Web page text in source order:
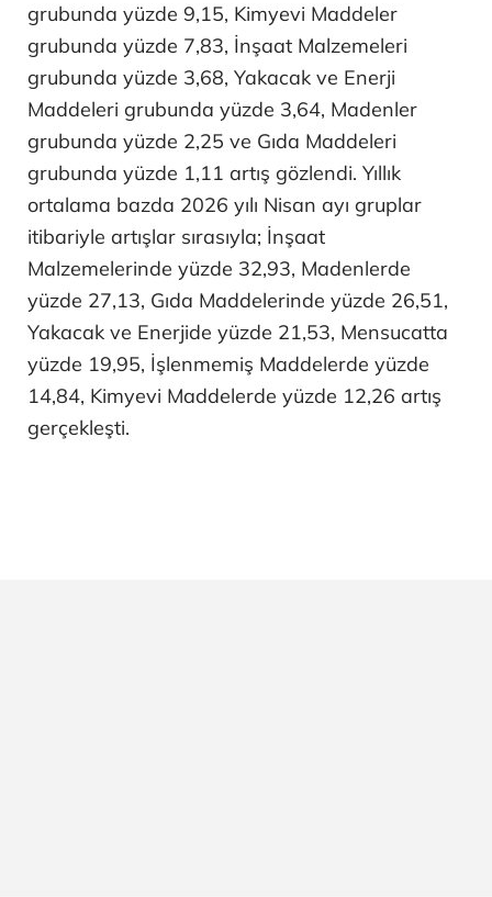
grubunda yüzde 9,15, Kimyevi Maddeler
grubunda yüzde 7,83, İnşaat Malzemeleri
grubunda yüzde 3,68, Yakacak ve Enerji
Maddeleri grubunda yüzde 3,64, Madenler
grubunda yüzde 2,25 ve Gıda Maddeleri
grubunda yüzde 1,11 artış gözlendi. Yıllık
ortalama bazda 2026 yılı Nisan ayı gruplar
itibariyle artışlar sırasıyla; İnşaat
Malzemelerinde yüzde 32,93, Madenlerde
yüzde 27,13, Gıda Maddelerinde yüzde 26,51,
Yakacak ve Enerjide yüzde 21,53, Mensucatta
yüzde 19,95, İşlenmemiş Maddelerde yüzde
14,84, Kimyevi Maddelerde yüzde 12,26 artış
gerçekleşti.